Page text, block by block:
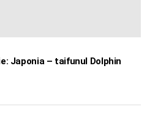
Japonia – taifunul Dolphin